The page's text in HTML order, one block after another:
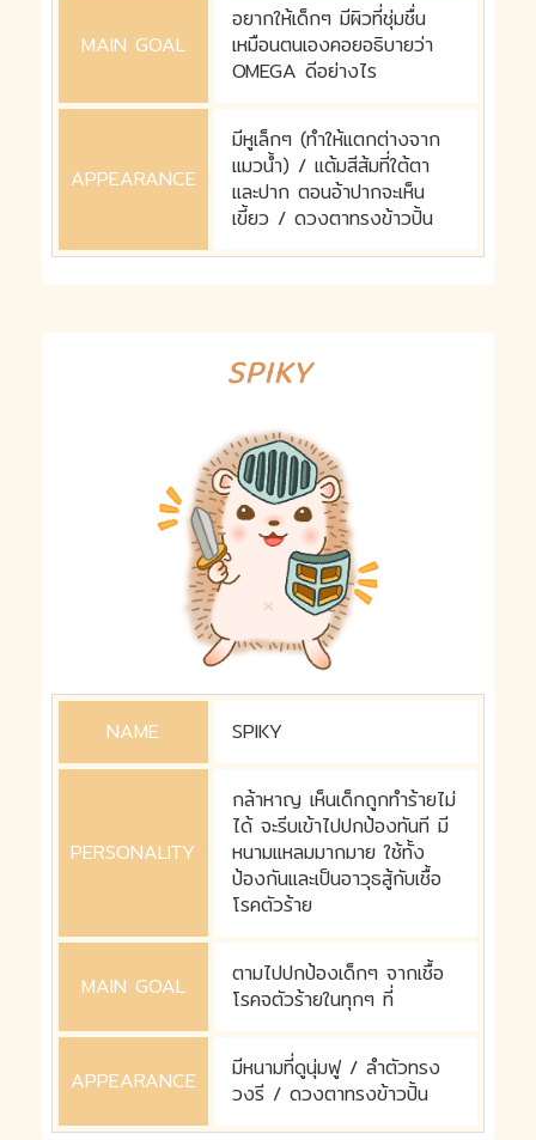
MAIN GOAL
อยากให้เด็กๆ มีผิวที่ชุ่มชื่น
เหมือนตนเองคอยอธิบายว่า
OMEGA ดีอย่างไร
APPEARANCE
มีหูเล็กๆ (ทำให้แตกต่างจาก
แมวน้ำ) / แต้มสีส้มที่ใต้ตา
และปาก ตอนอ้าปากจะเห็น
เขี้ยว / ดวงตาทรงข้าวปั้น
SPIKY
NAME SPIKY
PERSONALITY
กล้าหาญ เห็นเด็กถูกทำร้ายไม่
ได้ จะรีบเข้าไปปกป้องทันที มี
หนามแหลมมากมาย ใช้ทั้ง
ป้องกันและเป็นอาวุธสู้กับเชื้อ
โรคตัวร้าย
MAIN GOAL
ตามไปปกป้องเด็กๆ จากเชื้อ
โรคจตัวร้ายในทุกๆ ที่
APPEARANCE
มีหนามที่ดูนุ่มฟู / ลำตัวทรง
วงรี / ดวงตาทรงข้าวปั้น